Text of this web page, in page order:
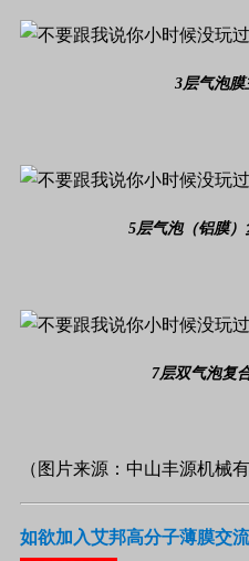
3层气泡膜
5层气泡（铝膜
7层双气泡复
（图片来源：中山丰源机械
如欲加入艾邦高分子薄膜交